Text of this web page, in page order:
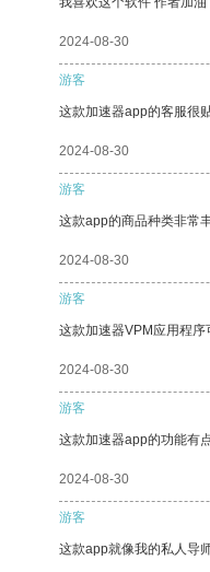
2024-08-30
游客
这款加速器app的客服很
2024-08-30
游客
这款app的商品种类非常
2024-08-30
游客
这款加速器VPM应用程序
2024-08-30
游客
这款加速器app的功能有
2024-08-30
游客
这款app就像我的私人导